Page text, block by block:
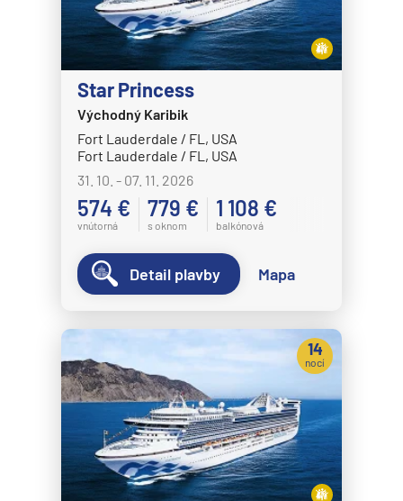
Star Princess
Východný Karibik
Fort Lauderdale / FL, USA
Fort Lauderdale / FL, USA
31. 10. - 07. 11. 2026
574 €
vnútorná
779 €
s oknom
1 108 €
balkónová
Detail plavby Mapa
14
nocí